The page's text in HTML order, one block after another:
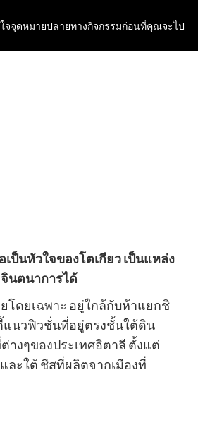
จจุดหมายปลายทางกิจกรรมก่อนที่คุณจะไป
ป็นหัวใจของโตเกียว เป็นแหล่ง
นตนาการได้
โดยเฉพาะ อยู่ใกล้กับห้าแยกชิ
แนวฟิวชั่นที่อยู่ตรงชั้นใต้ดิน
งๆของประเทศอิตาลี ตั้งแต่
ละใต้ ชีสที่ผลิตจากเมืองที่